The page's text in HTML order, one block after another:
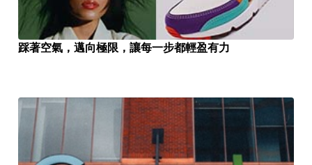
踩著空氣，邁向極限，讓每一步都輕盈有力